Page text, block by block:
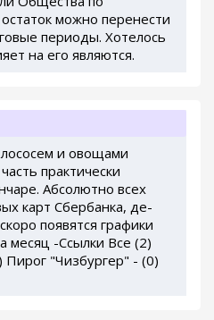
можно перенести
периоды. Хотелось
на его являются.
лососем и овощами
практически
Абсолютно всех
карт Сбербанка, де-
появятся графики
месяц -Ссылки Все (2)
"Чизбургер" - (0)